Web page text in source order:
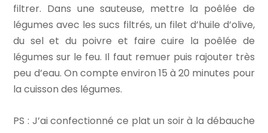
filtrer. Dans une sauteuse, mettre la poêlée de
légumes avec les sucs filtrés, un filet d’huile d’olive,
du sel et du poivre et faire cuire la poêlée de
légumes sur le feu. Il faut remuer puis rajouter très
peu d’eau. On compte environ 15 à 20 minutes pour
la cuisson des légumes.
PS : J’ai confectionné ce plat un soir à la débauche